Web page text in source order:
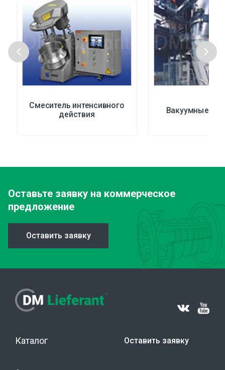
Смеситель интенсивного
действия Вакуумные
Оставьте заявку на коммерческое
предложение
Оставить заявку
Каталог Оставить заявку